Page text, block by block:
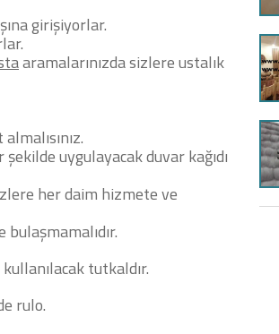
girişiyorlar.
aramalarınızda sizlere ustalık
uygulayacak duvar kağıdı
her daim hizmete ve
tutkaldır.
rulo.